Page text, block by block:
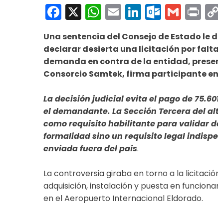
Facebook
X WhatsApp
EmailLinkedIn
Una sentencia del Consejo de Estado
declarar desierta una licitación por
demanda en contra de la entidad,
Consorcio Samtek, firma participante en
La decisión judicial evita el pago de
el demandante. La Sección Tercera del
como requisito habilitante para validar
formalidad sino un requisito legal
enviada fuera del país.
La controversia giraba en torno a la
adquisición, instalación y puesta en
en el Aeropuerto Internacional Eldorado.